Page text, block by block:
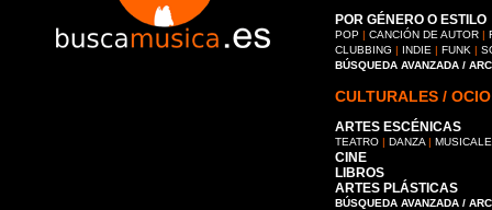
POR GÉNERO O ESTILO
POP | CANCIÓN DE AUTOR |
CLUBBING | INDIE | FUNK |
BÚSQUEDA AVANZADA /
CULTURALES / OCIO
ARTES ESCÉNICAS
TEATRO | DANZA |
CINE
LIBROS
ARTES PLÁSTICAS
BÚSQUEDA AVANZADA /